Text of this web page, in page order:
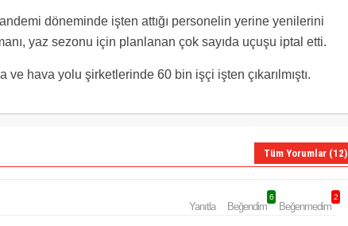
döneminde işten attığı personelin yerine yenilerini
yaz sezonu için planlanan çok sayıda uçuşu iptal etti.
hava yolu şirketlerinde 60 bin işçi işten çıkarılmıştı.
Tüm Yorumlar (12)
Yanıtla Beğendim
6
Beğenmedim
2